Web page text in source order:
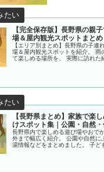
【完全保存版】長野県の親
場＆屋内観光スポットまとめ
【エリア別まとめ】長野県の子連
場＆屋内観光スポットを紹介。 雨
て楽しめる場所を、 実際に訪れた
【長野県まとめ】家族で楽
けスポット集｜公園・自然
長野県内で楽しめる遊び場やおで
外まで幅広く紹介。 公園や自然に
湯情報などをまとめました。 子ど